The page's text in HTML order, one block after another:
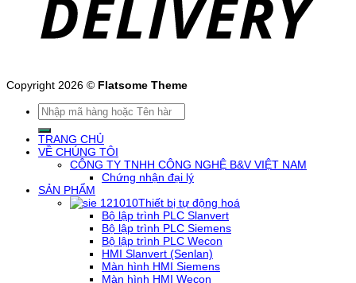
Copyright 2026 © Flatsome Theme
Tìm
kiếm:
TRANG CHỦ
VỀ CHÚNG TÔI
CÔNG TY TNHH CÔNG NGHỆ B&V VIỆT NAM
Chứng nhận đại lý
SẢN PHẨM
Thiết bị tự động hoá
Bộ lập trình PLC Slanvert
Bộ lập trình PLC Siemens
Bộ lập trình PLC Wecon
HMI Slanvert (Senlan)
Màn hình HMI Siemens
Màn hình HMI Wecon